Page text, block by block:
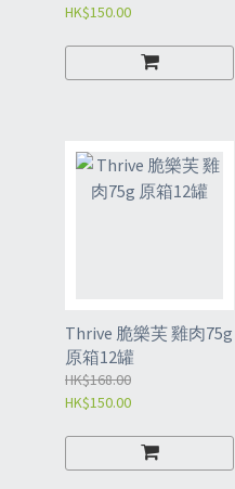
HK$150.00
Thrive 脆樂芙 雞肉75g
原箱12罐
HK$168.00
HK$150.00